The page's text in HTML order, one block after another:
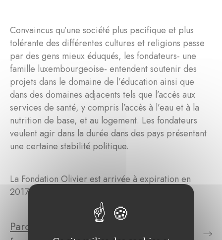
Convaincus qu’une société plus pacifique et plus
tolérante des différentes cultures et religions passe
par des gens mieux éduqués, les fondateurs- une
famille luxembourgeoise- entendent soutenir des
projets dans le domaine de l’éducation ainsi que
dans des domaines adjacents tels que l’accès aux
services de santé, y compris l’accès à l’eau et à la
nutrition de base, et au logement. Les fondateurs
veulent agir dans la durée dans des pays présentant
une certaine stabilité politique.
La Fondation Olivier est arrivée à expiration en
2017.
Parcourez le(s) projet(s) de la